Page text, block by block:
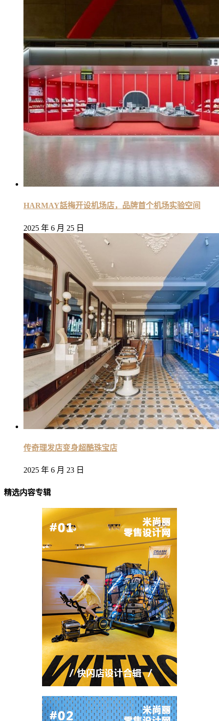
HARMAY話梅开设机场店，品牌首个机场实验空间
2025 年 6 月 25 日
传奇理发店变身超酷珠宝店
2025 年 6 月 23 日
精选内容专辑